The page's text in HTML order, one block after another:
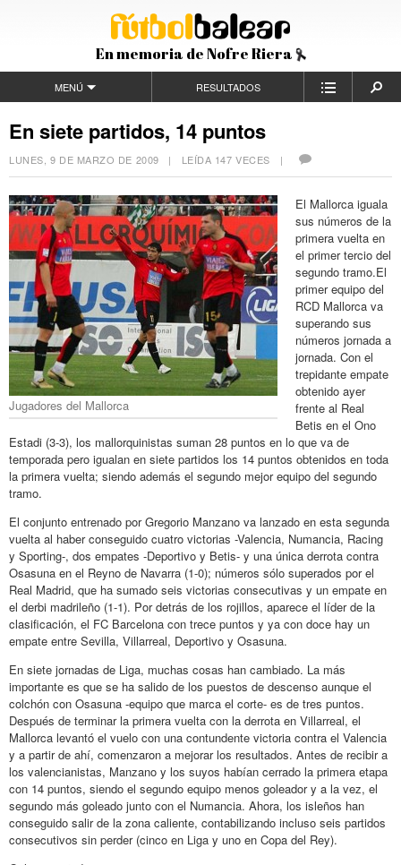
En memoria de Nofre Riera
MENÚ RESULTADOS
En siete partidos, 14 puntos
LUNES, 9 DE MARZO DE 2009 | LEÍDA 147 VECES |
Jugadores del Mallorca
El Mallorca iguala
sus números de la
primera vuelta en
el primer tercio del
segundo tramo.El
primer equipo del
RCD Mallorca va
superando sus
números jornada a
jornada. Con el
trepidante empate
obtenido ayer
frente al Real
Betis en el Ono
Estadi (3-3), los mallorquinistas suman 28 puntos en lo que va de
temporada pero igualan en siete partidos los 14 puntos obtenidos en toda
la primera vuelta; siendo además el segundo mejor equipo del segundo
tramo.
El conjunto entrenado por Gregorio Manzano va lanzado en esta segunda
vuelta al haber conseguido cuatro victorias -Valencia, Numancia, Racing
y Sporting-, dos empates -Deportivo y Betis- y una única derrota contra
Osasuna en el Reyno de Navarra (1-0); números sólo superados por el
Real Madrid, que ha sumado seis victorias consecutivas y un empate en
el derbi madrileño (1-1). Por detrás de los rojillos, aparece el líder de la
clasificación, el FC Barcelona con trece puntos y ya con doce hay un
empate entre Sevilla, Villarreal, Deportivo y Osasuna.
En siete jornadas de Liga, muchas cosas han cambiado. La más
importante es que se ha salido de los puestos de descenso aunque el
colchón con Osasuna -equipo que marca el corte- es de tres puntos.
Después de terminar la primera vuelta con la derrota en Villarreal, el
Mallorca levantó el vuelo con una contundente victoria contra el Valencia
y a partir de ahí, comenzaron a mejorar los resultados. Antes de recibir a
los valencianistas, Manzano y los suyos habían cerrado la primera etapa
con 14 puntos, siendo el segundo equipo menos goleador y a la vez, el
segundo más goleado junto con el Numancia. Ahora, los isleños han
conseguido salir de la zona caliente, contabilizando incluso seis partidos
consecutivos sin perder (cinco en Liga y uno en Copa del Rey).